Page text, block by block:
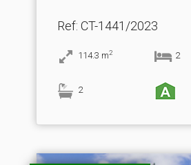
Ref: CT-1441/2023
114.3 m2 2
2